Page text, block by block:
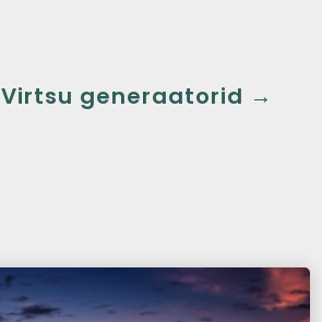
Virtsu generaatorid →